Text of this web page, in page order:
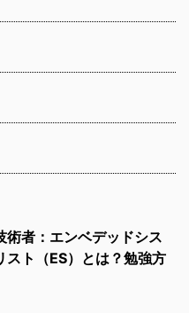
術者：エンベデッドシス
スト（ES）とは？勉強方